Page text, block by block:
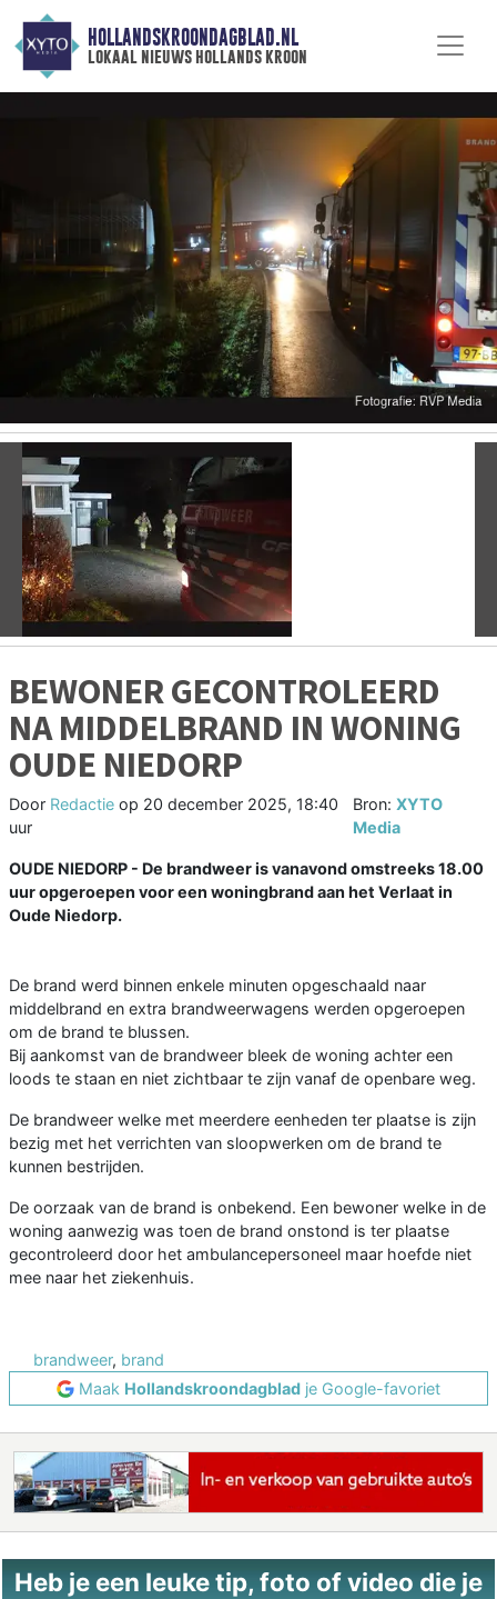
HOLLANDSKROONDAGBLAD.NL
lokaal nieuws hollands kroon
Vorige
BEWONER GECONTROLEERD
NA MIDDELBRAND IN WONING
OUDE NIEDORP
Door Redactie op 20 december 2025, 18:40
uur
Bron: XYTO
Media
OUDE NIEDORP - De brandweer is vanavond omstreeks 18.00
uur opgeroepen voor een woningbrand aan het Verlaat in
Oude Niedorp.
De brand werd binnen enkele minuten opgeschaald naar
middelbrand en extra brandweerwagens werden opgeroepen
om de brand te blussen.
Bij aankomst van de brandweer bleek de woning achter een
loods te staan en niet zichtbaar te zijn vanaf de openbare weg.
De brandweer welke met meerdere eenheden ter plaatse is zijn
bezig met het verrichten van sloopwerken om de brand te
kunnen bestrijden.
De oorzaak van de brand is onbekend. Een bewoner welke in de
woning aanwezig was toen de brand onstond is ter plaatse
gecontroleerd door het ambulancepersoneel maar hoefde niet
mee naar het ziekenhuis.
brandweer, brand
Maak Hollandskroondagblad je Google-favoriet
Heb je een leuke tip, foto of video die je